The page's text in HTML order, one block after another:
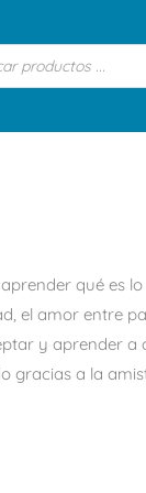
qué es
el amor entre
y aprender a
gracias a la